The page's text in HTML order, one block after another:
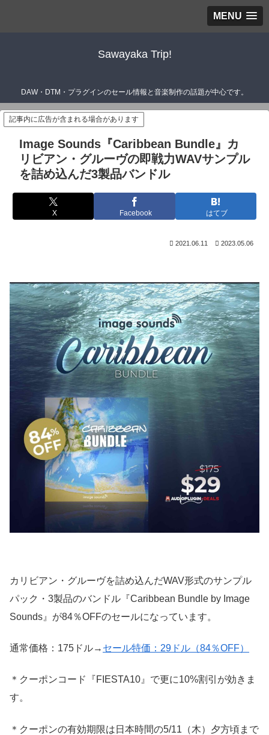
MENU
Sawayaka Trip!
DAW・DTM・プラグインのセール情報と音楽制作の話題が中心です。
記事内に広告が含まれる場合があります
Image Sounds『Caribbean Bundle』カ
リビアン・グルーヴの即戦力WAVサンプル
を詰め込んだ3製品バンドル
X Facebook はてブ
2021.06.11 2023.05.06
カリビアン・グルーヴを詰め込んだWAV形式のサンプル
パック・3製品のバンドル『Caribbean Bundle by Image
Sounds』が84％OFFのセールになっています。
通常価格：175ドル→ セール特価：29ドル（84％OFF）
＊クーポンコード『FIESTA10』で更に10%割引が効きま
す。
＊クーポンの有効期限は日本時間の5/11（木）夕方頃まで